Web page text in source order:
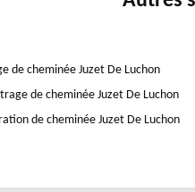
de cheminée Juzet De Luchon
de cheminée Juzet De Luchon
de cheminée Juzet De Luchon